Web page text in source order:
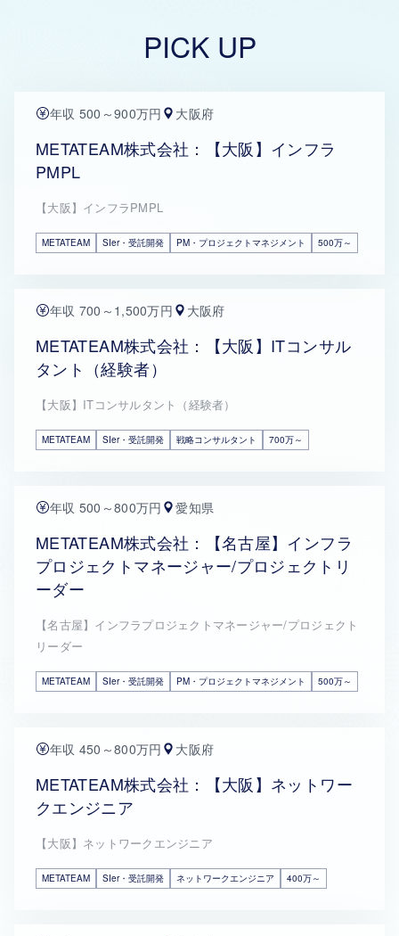
PICK UP
年収 500～900万円 大阪府
METATEAM株式会社：【大阪】インフラ
PMPL
【大阪】インフラPMPL
METATEAM SIer・受託開発 PM・プロジェクトマネジメント 500万～
年収 700～1,500万円 大阪府
METATEAM株式会社：【大阪】ITコンサル
タント（経験者）
【大阪】ITコンサルタント（経験者）
METATEAM SIer・受託開発 戦略コンサルタント 700万～
年収 500～800万円 愛知県
METATEAM株式会社：【名古屋】インフラ
プロジェクトマネージャー/プロジェクトリ
ーダー
【名古屋】インフラプロジェクトマネージャー/プロジェクト
リーダー
METATEAM SIer・受託開発 PM・プロジェクトマネジメント 500万～
年収 450～800万円 大阪府
METATEAM株式会社：【大阪】ネットワー
クエンジニア
【大阪】ネットワークエンジニア
METATEAM SIer・受託開発 ネットワークエンジニア 400万～